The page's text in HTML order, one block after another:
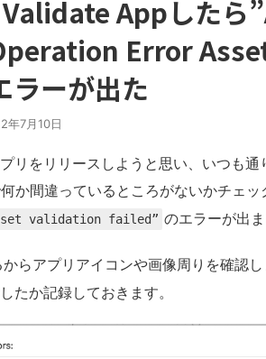
Validate Appしたら
Error
ーが出た
年7月10日
リをリリースしようと思い、いつも
か間違っているところがないかチェッ
validation failed” のエラーが出ま
からアプリアイコンや画像周りを確認
たか記録しておきます。